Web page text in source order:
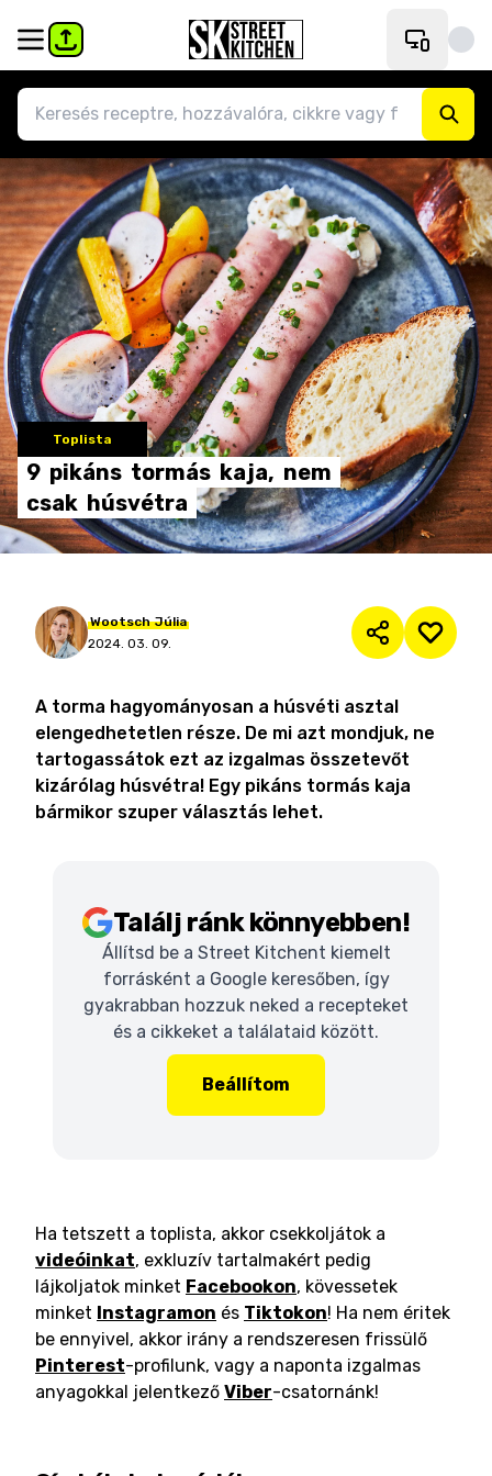
Toplista
9 pikáns tormás kaja, nem
csak húsvétra
Wootsch Júlia
2024. 03. 09.
A torma hagyományosan a húsvéti asztal
elengedhetetlen része. De mi azt mondjuk, ne
tartogassátok ezt az izgalmas összetevőt
kizárólag húsvétra! Egy pikáns tormás kaja
bármikor szuper választás lehet.
Találj ránk könnyebben!
Állítsd be a Street Kitchent kiemelt
forrásként a Google keresőben, így
gyakrabban hozzuk neked a recepteket
és a cikkeket a találataid között.
Beállítom
Ha tetszett a toplista, akkor csekkoljátok a
videóinkat, exkluzív tartalmakért pedig
lájkoljatok minket Facebookon, kövessetek
minket Instagramon és Tiktokon! Ha nem éritek
be ennyivel, akkor irány a rendszeresen frissülő
Pinterest-profilunk, vagy a naponta izgalmas
anyagokkal jelentkező Viber-csatornánk!